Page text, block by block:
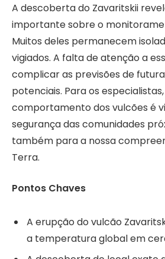
A descoberta do Zavaritskii
importante sobre o
Muitos deles permanecem
vigiados. A falta de atenção a
complicar as previsões de
potenciais. Para os
comportamento dos vulcões é
segurança das comunidades
também para a nossa
Terra.
Pontos Chaves
A erupção do vulcão
a temperatura global em